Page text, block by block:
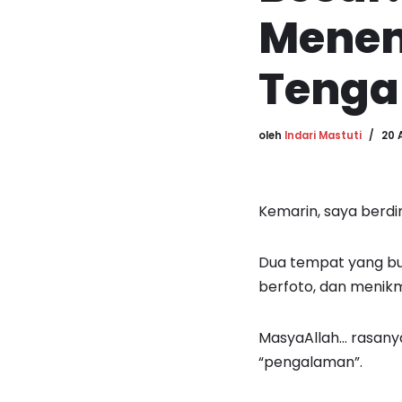
oleh Indari Mastuti 20
Kemarin, saya
Dua tempat yang
berfoto, dan
MasyaAllah…
“pengalaman”.